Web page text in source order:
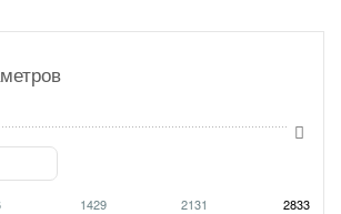
1429 2131 2833